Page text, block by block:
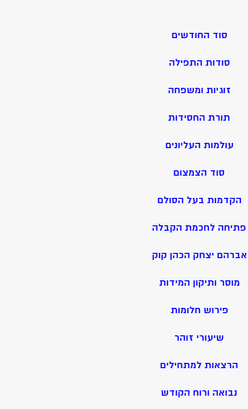
סוד החודשים
סודות התפילה
זוגיות ומשפחה
תורת החסידות
עולמות העליונים
סוד הצמצום
הקדמות בעל הסולם
פתיחה לחכמת הקבלה
אברהם יצחק הכהן קוק
מוסר ותיקון המידות
פירוש חלומות
שיעורי זוהר
הרצאות למתחילים
נבואה ורוח הקודש